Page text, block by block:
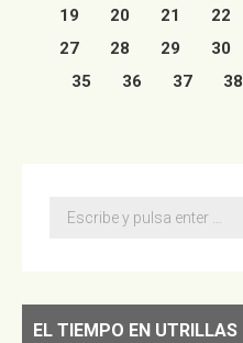
19
20 21 22
27
28 29 30
35
36 37 38
Buscar:
EL TIEMPO EN UTRILLAS